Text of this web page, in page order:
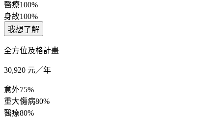
醫療100%
身故100%
我想了解
全方位及格計畫
30,920 元／年
意外75%
重大傷病80%
醫療80%